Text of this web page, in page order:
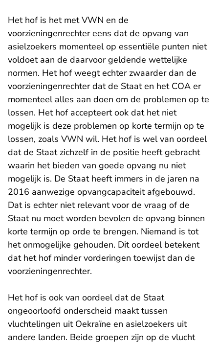
Het hof is het met VWN en de
voorzieningenrechter eens dat de opvang van
asielzoekers momenteel op essentiële punten niet
voldoet aan de daarvoor geldende wettelijke
normen. Het hof weegt echter zwaarder dan de
voorzieningenrechter dat de Staat en het COA er
momenteel alles aan doen om de problemen op te
lossen. Het hof accepteert ook dat het niet
mogelijk is deze problemen op korte termijn op te
lossen, zoals VWN wil. Het hof is wel van oordeel
dat de Staat zichzelf in de positie heeft gebracht
waarin het bieden van goede opvang nu niet
mogelijk is. De Staat heeft immers in de jaren na
2016 aanwezige opvangcapaciteit afgebouwd.
Dat is echter niet relevant voor de vraag of de
Staat nu moet worden bevolen de opvang binnen
korte termijn op orde te brengen. Niemand is tot
het onmogelijke gehouden. Dit oordeel betekent
dat het hof minder vorderingen toewijst dan de
voorzieningenrechter.
Het hof is ook van oordeel dat de Staat
ongeoorloofd onderscheid maakt tussen
vluchtelingen uit Oekraïne en asielzoekers uit
andere landen. Beide groepen zijn op de vlucht